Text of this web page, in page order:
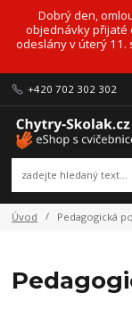
Dobrý den,
objednávky přijaté
odeslány v úterý 11.
+420 702 302 302
Úvod Pedagogická